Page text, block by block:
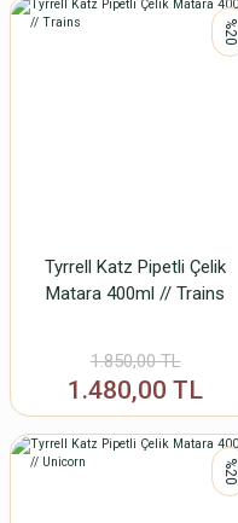
%20
Tyrrell Katz Pipetli Çelik
Matara 400ml // Trains
1.850,00 TL
1.480,00 TL
%20